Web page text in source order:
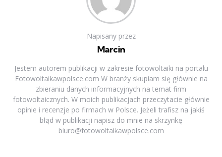
Napisany przez
Marcin
Jestem autorem publikacji w zakresie fotowoltaiki na portalu
Fotowoltaikawpolsce.com W branży skupiam się głównie na
zbieraniu danych informacyjnych na temat firm
fotowoltaicznych. W moich publikacjach przeczytacie głównie
opinie i recenzje po firmach w Polsce. Jeżeli trafisz na jakiś
błąd w publikacji napisz do mnie na skrzynkę
biuro@fotowoltaikawpolsce.com